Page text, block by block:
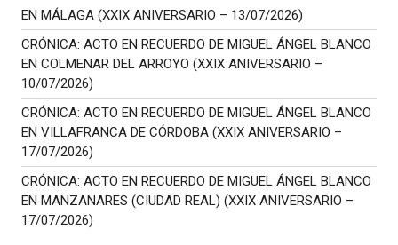
EN MÁLAGA (XXIX ANIVERSARIO – 13/07/2026)
CRÓNICA: ACTO EN RECUERDO DE MIGUEL ÁNGEL BLANCO
EN COLMENAR DEL ARROYO (XXIX ANIVERSARIO –
10/07/2026)
CRÓNICA: ACTO EN RECUERDO DE MIGUEL ÁNGEL BLANCO
EN VILLAFRANCA DE CÓRDOBA (XXIX ANIVERSARIO –
17/07/2026)
CRÓNICA: ACTO EN RECUERDO DE MIGUEL ÁNGEL BLANCO
EN MANZANARES (CIUDAD REAL) (XXIX ANIVERSARIO –
17/07/2026)